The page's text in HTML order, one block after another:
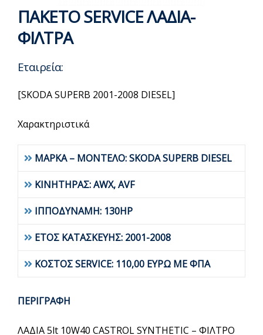
ΠΑΚΕΤΟ SERVICE ΛΑΔΙΑ-
ΦΙΛΤΡΑ
Εταιρεία:
[SKODA SUPERB 2001-2008 DIESEL]
Χαρακτηριστικά
ΜΑΡΚΑ – ΜΟΝΤΕΛΟ: SKODA SUPERB DIESEL
ΚΙΝΗΤΗΡΑΣ: AWX, AVF
ΙΠΠΟΔΥΝΑΜΗ: 130HP
ΕΤΟΣ ΚΑΤΑΣΚΕΥΗΣ: 2001-2008
ΚΟΣΤΟΣ SERVICE: 110,00 ΕΥΡΩ ΜΕ ΦΠΑ
ΠΕΡΙΓΡΑΦΗ
ΛΑΔΙΑ 5lt 10W40 CASTROL SYNTHETIC – ΦΙΛΤΡΟ